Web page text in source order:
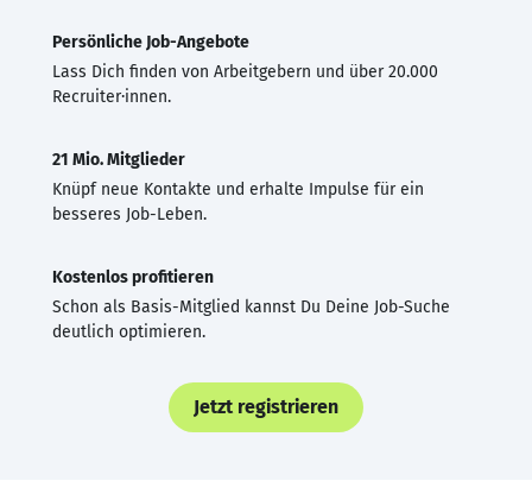
Persönliche Job-Angebote
Lass Dich finden von Arbeitgebern und über 20.000
Recruiter·innen.
21 Mio. Mitglieder
Knüpf neue Kontakte und erhalte Impulse für ein
besseres Job-Leben.
Kostenlos profitieren
Schon als Basis-Mitglied kannst Du Deine Job-Suche
deutlich optimieren.
Jetzt registrieren